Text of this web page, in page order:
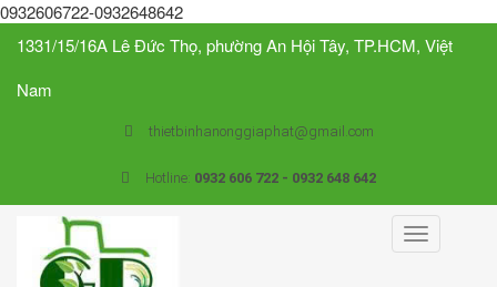
0932606722-0932648642
1331/15/16A Lê Đức Thọ, phường An Hội Tây, TP.HCM, Việt
Nam
thietbinhanonggiaphat@gmail.com
Hotline: 0932 606 722 - 0932 648 642
Toggle
navigation